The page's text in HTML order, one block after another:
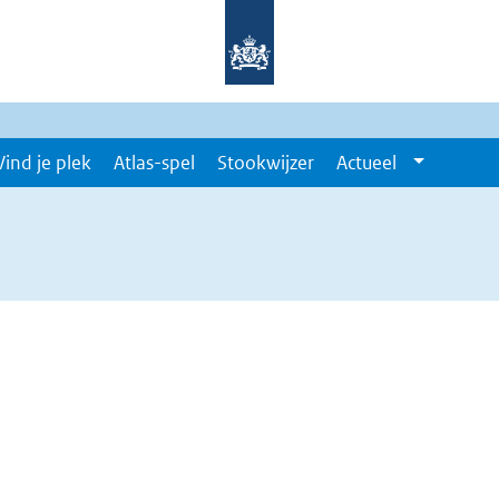
je plek Atlas-spel Stookwijzer Actueel